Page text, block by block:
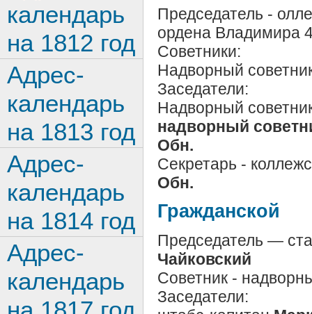
Председатель -
ордена Владимира
Советники:
Надворный
Заседатели:
Надворный
надворный
Обн.
Секретарь -
Обн.
Гражданской
Председатель —
Чайковский
Советник -
Заседатели:
календарь
на 1812 год
Адрес-
календарь
на 1813 год
Адрес-
календарь
на 1814 год
Адрес-
календарь